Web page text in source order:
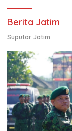
Berita Jatim
Suputar Jatim